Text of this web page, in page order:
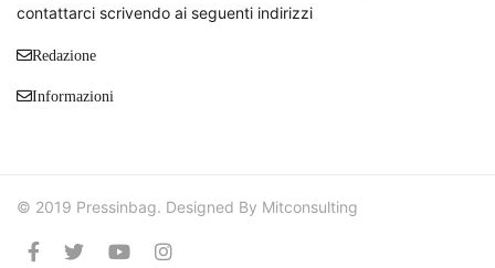
contattarci scrivendo ai seguenti indirizzi
Redazione
Informazioni
© 2019 Pressinbag. Designed By Mitconsulting